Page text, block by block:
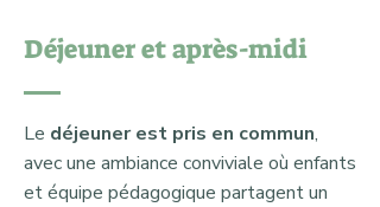
Déjeuner et après-midi
Le déjeuner est pris en commun,
avec une ambiance conviviale où enfants
et équipe pédagogique partagent un